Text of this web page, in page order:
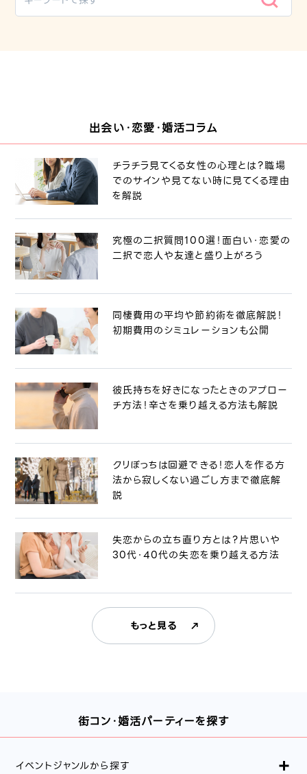
出会い・恋愛・婚活コラム
チラチラ見てくる女性の心理とは？職場
でのサインや見てない時に見てくる理由
を解説
究極の二択質問100選！面白い・恋愛の
二択で恋人や友達と盛り上がろう
同棲費用の平均や節約術を徹底解説！
初期費用のシミュレーションも公開
彼氏持ちを好きになったときのアプロー
チ方法！辛さを乗り越える方法も解説
クリぼっちは回避できる！恋人を作る方
法から寂しくない過ごし方まで徹底解
説
失恋からの立ち直り方とは？片思いや
30代・40代の失恋を乗り越える方法
もっと見る
街コン・婚活パーティーを探す
イベントジャンルから探す